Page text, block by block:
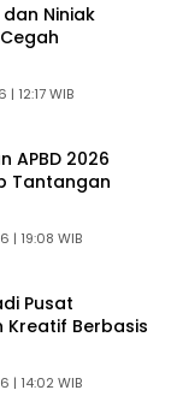
Niniak
12:17 WIB
APBD 2026
Tantangan
| 19:08 WIB
Pusat
Kreatif Berbasis
| 14:02 WIB